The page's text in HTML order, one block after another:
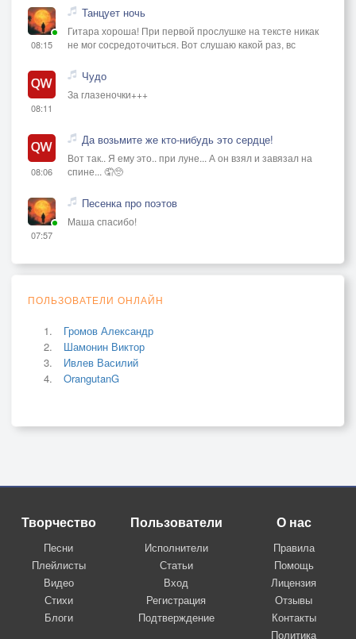
08:15
Танцует ночь
Гитара хороша! При первой прослушке на тексте никак
не мог сосредоточиться. Вот слушаю какой раз, вс
08:11
Чудо
За глазеночки+++
08:06
Да возьмите же кто-нибудь это сердце!
Вот так.. Я ему это.. при луне... А он взял и завязал на
спине... 🤦🥺
07:57
Песенка про поэтов
Маша спасибо!
ПОЛЬЗОВАТЕЛИ ОНЛАЙН
Громов Александр
Шамонин Виктор
Ивлев Василий
OrangutanG
Творчество
Песни
Плейлисты
Видео
Стихи
Блоги
Пользователи
Исполнители
Статьи
Вход
Регистрация
Подтверждение
О нас
Правила
Помощь
Лицензия
Отзывы
Контакты
Политика